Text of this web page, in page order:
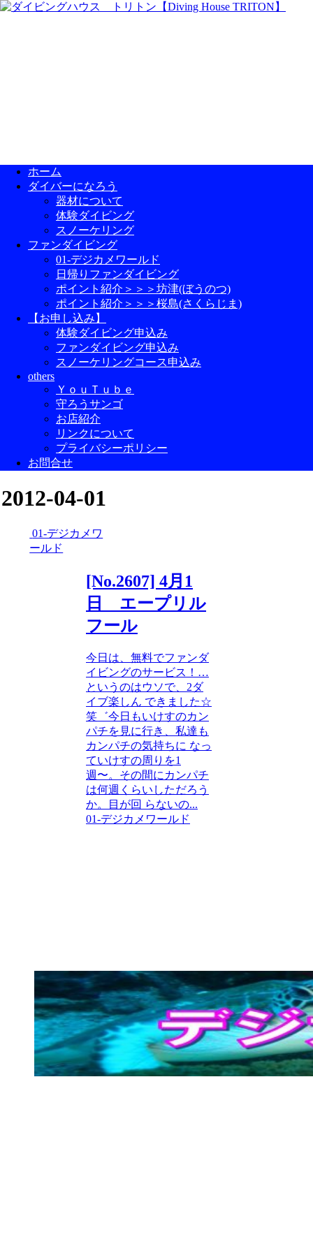
ホーム
ダイバーになろう
器材について
体験ダイビング
スノーケリング
ファンダイビング
01-デジカメワールド
日帰りファンダイビング
ポイント紹介＞＞＞坊津(ぼうのつ)
ポイント紹介＞＞＞桜島(さくらじま)
【お申し込み】
体験ダイビング申込み
ファンダイビング申込み
スノーケリングコース申込み
others
ＹｏｕＴｕｂｅ
守ろうサンゴ
お店紹介
リンクについて
プライバシーポリシー
お問合せ
2012-04-01
01-デジカメワ
ールド
[No.2607] 4月1
日 エープリル
フール
今日は、無料でファンダ
イビングのサービス！…
というのはウソで、2ダ
イブ楽しん できました☆
笑゛今日もいけすのカン
パチを見に行き、私達も
カンパチの気持ちに なっ
ていけすの周りを1
週〜。その間にカンパチ
は何週くらいしただろう
か。目が回 らないの...
01-デジカメワールド